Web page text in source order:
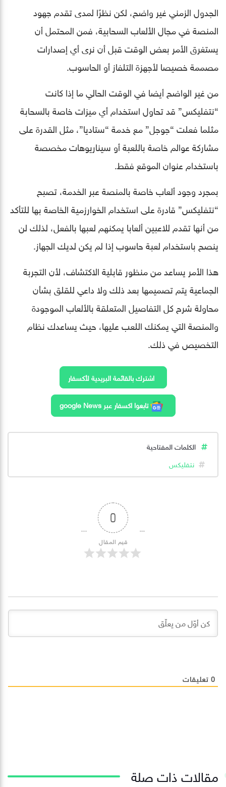
الجدول الزمني غير واضح، لكن نظرًا لمدى تقدم جهود
المنصة في مجال الألعاب السحابية، فمن المحتمل أن
يستغرق الأمر بعض الوقت قبل أن نرى أي إصدارات
مصممة خصيصا لأجهزة التلفاز أو الحاسوب.
من غير الواضح أيضا في الوقت الحالي ما إذا كانت
“نتفليكس” قد تحاول استخدام أي ميزات خاصة بالسحابة
مثلما فعلت “جوجل” مع خدمة “ستاديا”، مثل القدرة على
مشاركة عوالم خاصة باللعبة أو سيناريوهات مخصصة
باستخدام عنوان الموقع فقط.
بمجرد وجود ألعاب خاصة بالمنصة عبر الخدمة، تصبح
“نتفليكس” قادرة على استخدام الخوارزمية الخاصة بها للتأكد
من أنها تقدم للاعبين ألعابا يمكنهم لعبها بالفعل، لذلك لن
ينصح باستخدام لعبة حاسوب إذا لم يكن لديك الجهاز.
هذا الأمر يساعد من منظور قابلية الاكتشاف، لأن التجربة
الجماعية يتم تصميمها بعد ذلك ولا داعي للقلق بشأن
محاولة شرح كل التفاصيل المتعلقة بالألعاب الموجودة
والمنصة التي يمكنك اللعب عليها، حيث يساعدك نظام
التخصيص في ذلك.
اشترك بالقائمة البريدية لأكسفار
تابعوا اكسفار عبر google News
الكلمات المفتاحية
نتفليكس
0
قيم المقال
0 تعليقات
مقالات ذات صلة